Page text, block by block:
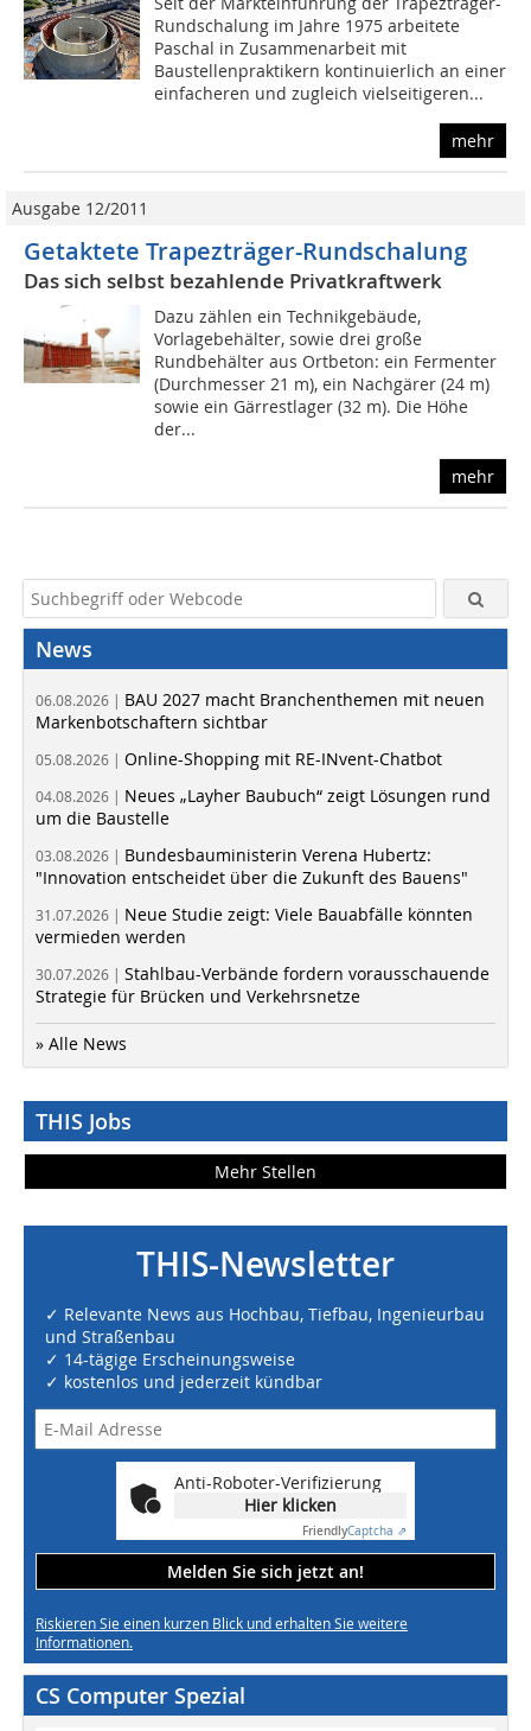
Rundschalung im Jahre 1975 arbeitete
Paschal in Zusammenarbeit mit
Baustellenpraktikern kontinuierlich an einer
einfacheren und zugleich vielseitigeren...
mehr
Ausgabe 12/2011
Getaktete Trapezträger-Rundschalung
Das sich selbst bezahlende Privatkraftwerk
Dazu zählen ein Technikgebäude,
Vorlagebehälter, sowie drei große
Rundbehälter aus Ortbeton: ein Fermenter
(Durchmesser 21 m), ein Nachgärer (24 m)
sowie ein Gärrestlager (32 m). Die Höhe
der...
mehr
News
06.08.2026 | BAU 2027 macht Branchenthemen mit neuen
Markenbotschaftern sichtbar
05.08.2026 | Online-Shopping mit RE-INvent-Chatbot
04.08.2026 | Neues „Layher Baubuch“ zeigt Lösungen rund
um die Baustelle
03.08.2026 | Bundesbauministerin Verena Hubertz:
"Innovation entscheidet über die Zukunft des Bauens"
31.07.2026 | Neue Studie zeigt: Viele Bauabfälle könnten
vermieden werden
30.07.2026 | Stahlbau-Verbände fordern vorausschauende
Strategie für Brücken und Verkehrsnetze
» Alle News
THIS Jobs
Mehr Stellen
THIS-Newsletter
✓ Relevante News aus Hochbau, Tiefbau, Ingenieurbau
und Straßenbau
✓ 14-tägige Erscheinungsweise
✓ kostenlos und jederzeit kündbar
Anti-Roboter-Verifizierung
Hier klicken
FriendlyCaptcha ⇗
Melden Sie sich jetzt an!
Riskieren Sie einen kurzen Blick und erhalten Sie weitere
Informationen.
CS Computer Spezial